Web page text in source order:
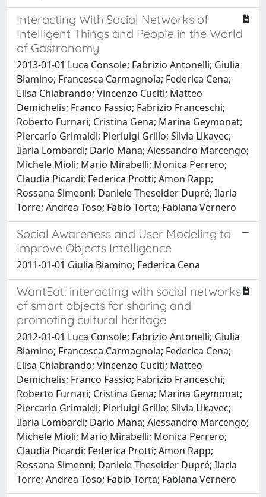
Interacting With Social Networks of
Intelligent Things and People in the World
of Gastronomy
2013-01-01 Luca Console; Fabrizio Antonelli; Giulia
Biamino; Francesca Carmagnola; Federica Cena;
Elisa Chiabrando; Vincenzo Cuciti; Matteo
Demichelis; Franco Fassio; Fabrizio Franceschi;
Roberto Furnari; Cristina Gena; Marina Geymonat;
Piercarlo Grimaldi; Pierluigi Grillo; Silvia Likavec;
Ilaria Lombardi; Dario Mana; Alessandro Marcengo;
Michele Mioli; Mario Mirabelli; Monica Perrero;
Claudia Picardi; Federica Protti; Amon Rapp;
Rossana Simeoni; Daniele Theseider Dupré; Ilaria
Torre; Andrea Toso; Fabio Torta; Fabiana Vernero
Social Awareness and User Modeling to
Improve Objects Intelligence
2011-01-01 Giulia Biamino; Federica Cena
WantEat: interacting with social networks
of smart objects for sharing and
promoting cultural heritage
2012-01-01 Luca Console; Fabrizio Antonelli; Giulia
Biamino; Francesca Carmagnola; Federica Cena;
Elisa Chiabrando; Vincenzo Cuciti; Matteo
Demichelis; Franco Fassio; Fabrizio Franceschi;
Roberto Furnari; Cristina Gena; Marina Geymonat;
Piercarlo Grimaldi; Pierluigi Grillo; Silvia Likavec;
Ilaria Lombardi; Dario Mana; Alessandro Marcengo;
Michele Mioli; Mario Mirabelli; Monica Perrero;
Claudia Picardi; Federica Protti; Amon Rapp;
Rossana Simeoni; Daniele Theseider Dupré; Ilaria
Torre; Andrea Toso; Fabio Torta; Fabiana Vernero